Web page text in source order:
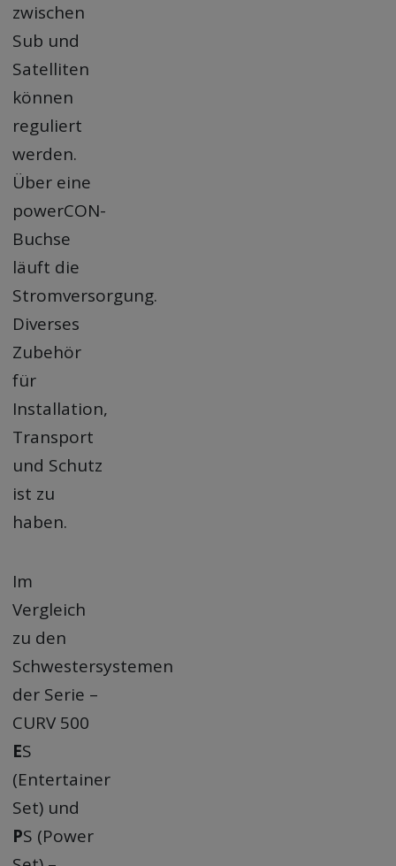
zwischen
Sub und
Satelliten
können
reguliert
werden.
Über eine
powerCON-
Buchse
läuft die
Stromversorgung.
Diverses
Zubehör
für
Installation,
Transport
und Schutz
ist zu
haben.
Im
Vergleich
zu den
Schwestersystemen
der Serie –
CURV 500
ES
(Entertainer
Set) und
PS (Power